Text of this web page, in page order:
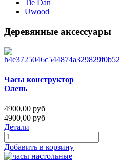
Tie Dan
Uwood
Деревянные аксессуары
Часы конструктор
Олень
4900,00 руб
4900,00 руб
Детали
Добавить в корзину